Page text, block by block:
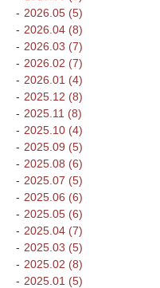
2026.05 (5)
2026.04 (8)
2026.03 (7)
2026.02 (7)
2026.01 (4)
2025.12 (8)
2025.11 (8)
2025.10 (4)
2025.09 (5)
2025.08 (6)
2025.07 (5)
2025.06 (6)
2025.05 (6)
2025.04 (7)
2025.03 (5)
2025.02 (8)
2025.01 (5)